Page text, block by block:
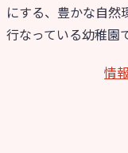
にする、豊かな自然
行なっている幼稚園
情
教職員募集
園のこと